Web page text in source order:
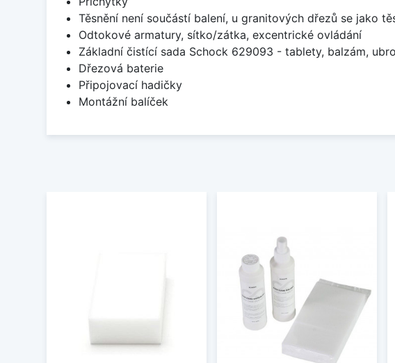
Těsnění není součástí balení, u granitových dřezů se jako
Odtokové armatury, sítko/zátka, excentrické ovládání
Základní čistící sada Schock 629093 - tablety, balzám,
Dřezová baterie
Připojovací hadičky
Montážní balíček